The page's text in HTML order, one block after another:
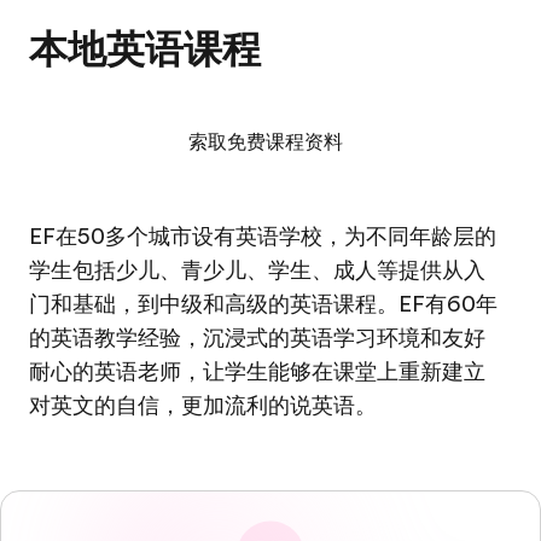
本地英语课程
EF在50多个城市设有英语学校，为不同年龄层的
学生包括少儿、青少儿、学生、成人等提供从入
门和基础，到中级和高级的英语课程。EF有60年
的英语教学经验，沉浸式的英语学习环境和友好
耐心的英语老师，让学生能够在课堂上重新建立
对英文的自信，更加流利的说英语。
索取免费课程资料